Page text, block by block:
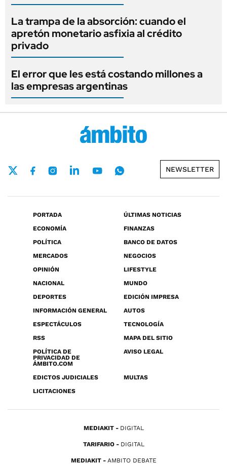
La trampa de la absorción: cuando el
apretón monetario asfixia al crédito
privado
El error que les está costando millones a
las empresas argentinas
NEWSLETTER
PORTADA
ÚLTIMAS NOTICIAS
ECONOMÍA
FINANZAS
POLÍTICA
BANCO DE DATOS
MERCADOS
NEGOCIOS
OPINIÓN
LIFESTYLE
NACIONAL
MUNDO
DEPORTES
EDICIÓN IMPRESA
INFORMACIÓN GENERAL
AUTOS
ESPECTÁCULOS
TECNOLOGÍA
RSS
MAPA DEL SITIO
POLÍTICA DE
PRIVACIDAD DE
ÁMBITO.COM
AVISO LEGAL
EDICTOS JUDICIALES
MULTAS
LICITACIONES
MEDIAKIT DIGITAL
TARIFARIO DIGITAL
MEDIAKIT AMBITO DEBATE